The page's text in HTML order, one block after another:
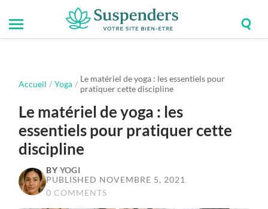
Suspenders
Toggle
mobile
Accueil / Yoga /
Le matériel de yoga : les essentiels pour
pratiquer cette discipline
Le matériel de yoga : les
essentiels pour pratiquer cette
discipline
BY YOGI
PUBLISHED NOVEMBRE 5, 2021
0 COMMENTS